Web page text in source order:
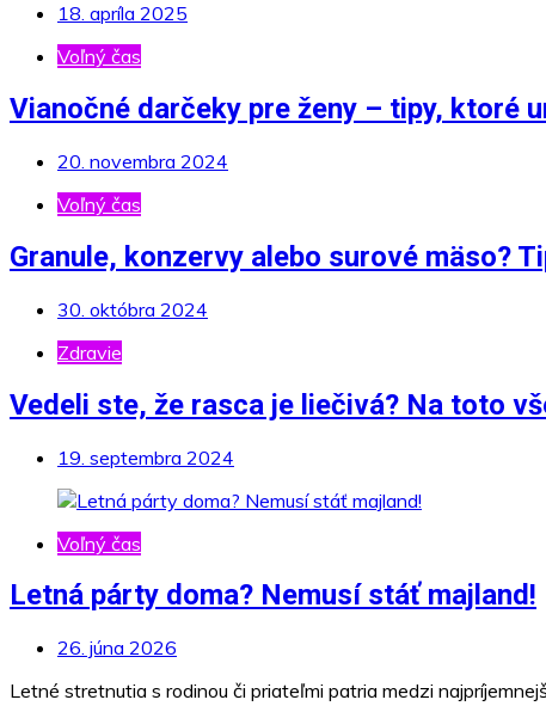
18. apríla 2025
Voľný čas
Vianočné darčeky pre ženy – tipy, ktoré
20. novembra 2024
Voľný čas
Granule, konzervy alebo surové mäso?
30. októbra 2024
Zdravie
Vedeli ste, že rasca je liečivá? Na toto
19. septembra 2024
Voľný čas
Letná párty doma? Nemusí stáť majland!
26. júna 2026
Letné stretnutia s rodinou či priateľmi patria medzi